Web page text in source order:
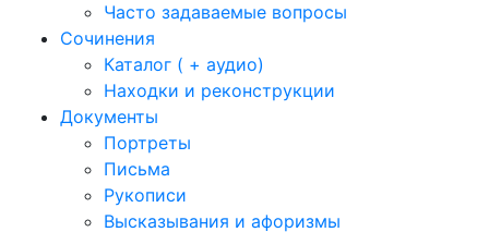
Часто задаваемые вопросы
Сочинения
Каталог ( + аудио)
Находки и реконструкции
Документы
Портреты
Письма
Рукописи
Высказывания и афоризмы